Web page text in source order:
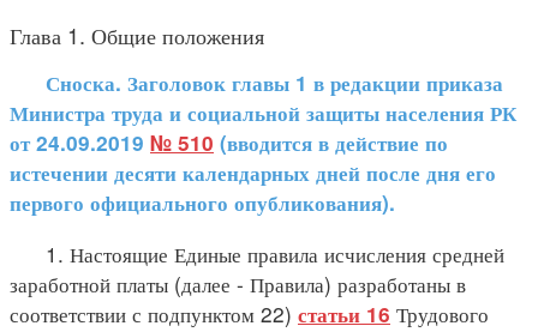
Глава 1. Общие положения
Сноска. Заголовок главы 1 в редакции приказа
Министра труда и социальной защиты населения РК
от 24.09.2019 № 510 (вводится в действие по
истечении десяти календарных дней после дня его
первого официального опубликования).
1. Настоящие Единые правила исчисления средней
заработной платы (далее - Правила) разработаны в
соответствии с подпунктом 22) статьи 16 Трудового